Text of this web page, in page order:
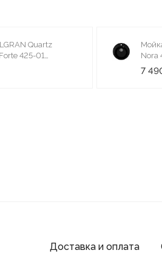
Quartz
425-01
Nora
7
Доставка и оплата